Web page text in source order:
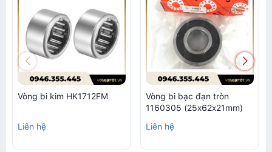
Vòng bi kim HK1712FM
Liên hệ
Vòng bi bạc đạn tròn
1160305 (25x62x21mm)
Liên hệ